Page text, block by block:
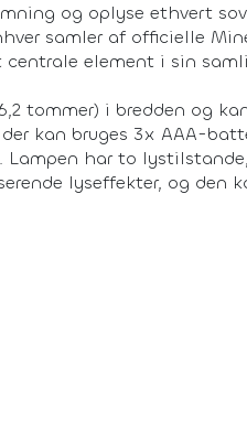
og oplyse ethvert
samler af officielle
element i sin
tommer) i bredden og
kan bruges 3x AAA-
har to
lyseffekter, og den